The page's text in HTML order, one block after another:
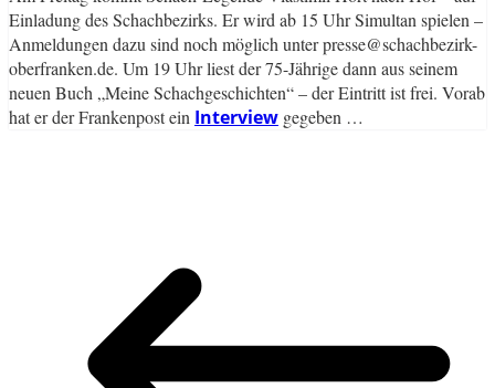
Einladung des Schachbezirks. Er wird ab 15 Uhr Simultan spielen –
Anmeldungen dazu sind noch möglich unter presse@schachbezirk-
oberfranken.de. Um 19 Uhr liest der 75-Jährige dann aus seinem
neuen Buch „Meine Schachgeschichten“ – der Eintritt ist frei. Vorab
hat er der Frankenpost ein Interview gegeben …